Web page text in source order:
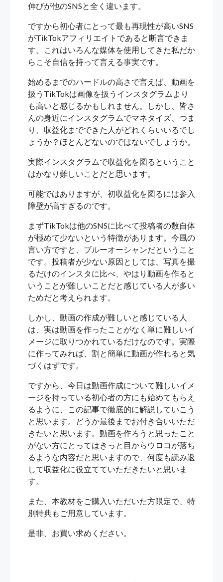
伸びが他のSNSと全く違います。
ですから初心者にとって最も再現性が高いSNS
がTikTokアフィリエイトであると断言できま
す。これはいろんな媒体を使用してきた私だか
らこそ自信を持って言える事実です。
始めるまでのハードルの高さで言えば、動画を
扱うTikTokは画像を扱うインスタグラムより
も高いと感じるかもしれません。しかし、皆さ
んの身近にインスタグラムでマネタイズ、つま
り、収益化までできた人がどれくらいいるでし
ょうか？ほとんどないのではないでしょうか。
実際インスタグラムで収益化を図るということ
はかなり難しいことだと思います。
可能ではありますが、初収益化を図るには参入
障壁が高すぎるのです。
まずTikTokは他のSNSに比べて投稿者の数自体
が極めて少ないという特徴があります。今風の
言い方ですと、ブルーオーシャンだということ
です。投稿者が少ない原因としては、写真を撮
るだけのインスタに比べ、やはり動画を作ると
いうことが難しいことだと感じている人が多い
ためだと考えられます。
しかし、動画の作成が難しいと感じている人
は、実は動画を作ったことがなく単に難しいイ
メージに取りつかれているだけなのです。実際
に作ってみれば、割と簡単に動画が作れると気
づくはずです。
ですから、今日は動画作成について難しいイメ
ージを持っている初心者の方にも始めてもらえ
るように、この記事で徹底的に解説していこう
と思います。どうか最後までお付き合いいただ
きたいと思います。動画を作ろうと思ったこと
がない方にとってはきっと目からウロコが落ち
るような内容だと思いますので、何度も読み返
して収益化に役立てていただきたいと思いま
す。
また、本教材をご購入いただいた方限定で、特
別特典もご用意しています。
是非、お買い求めください。